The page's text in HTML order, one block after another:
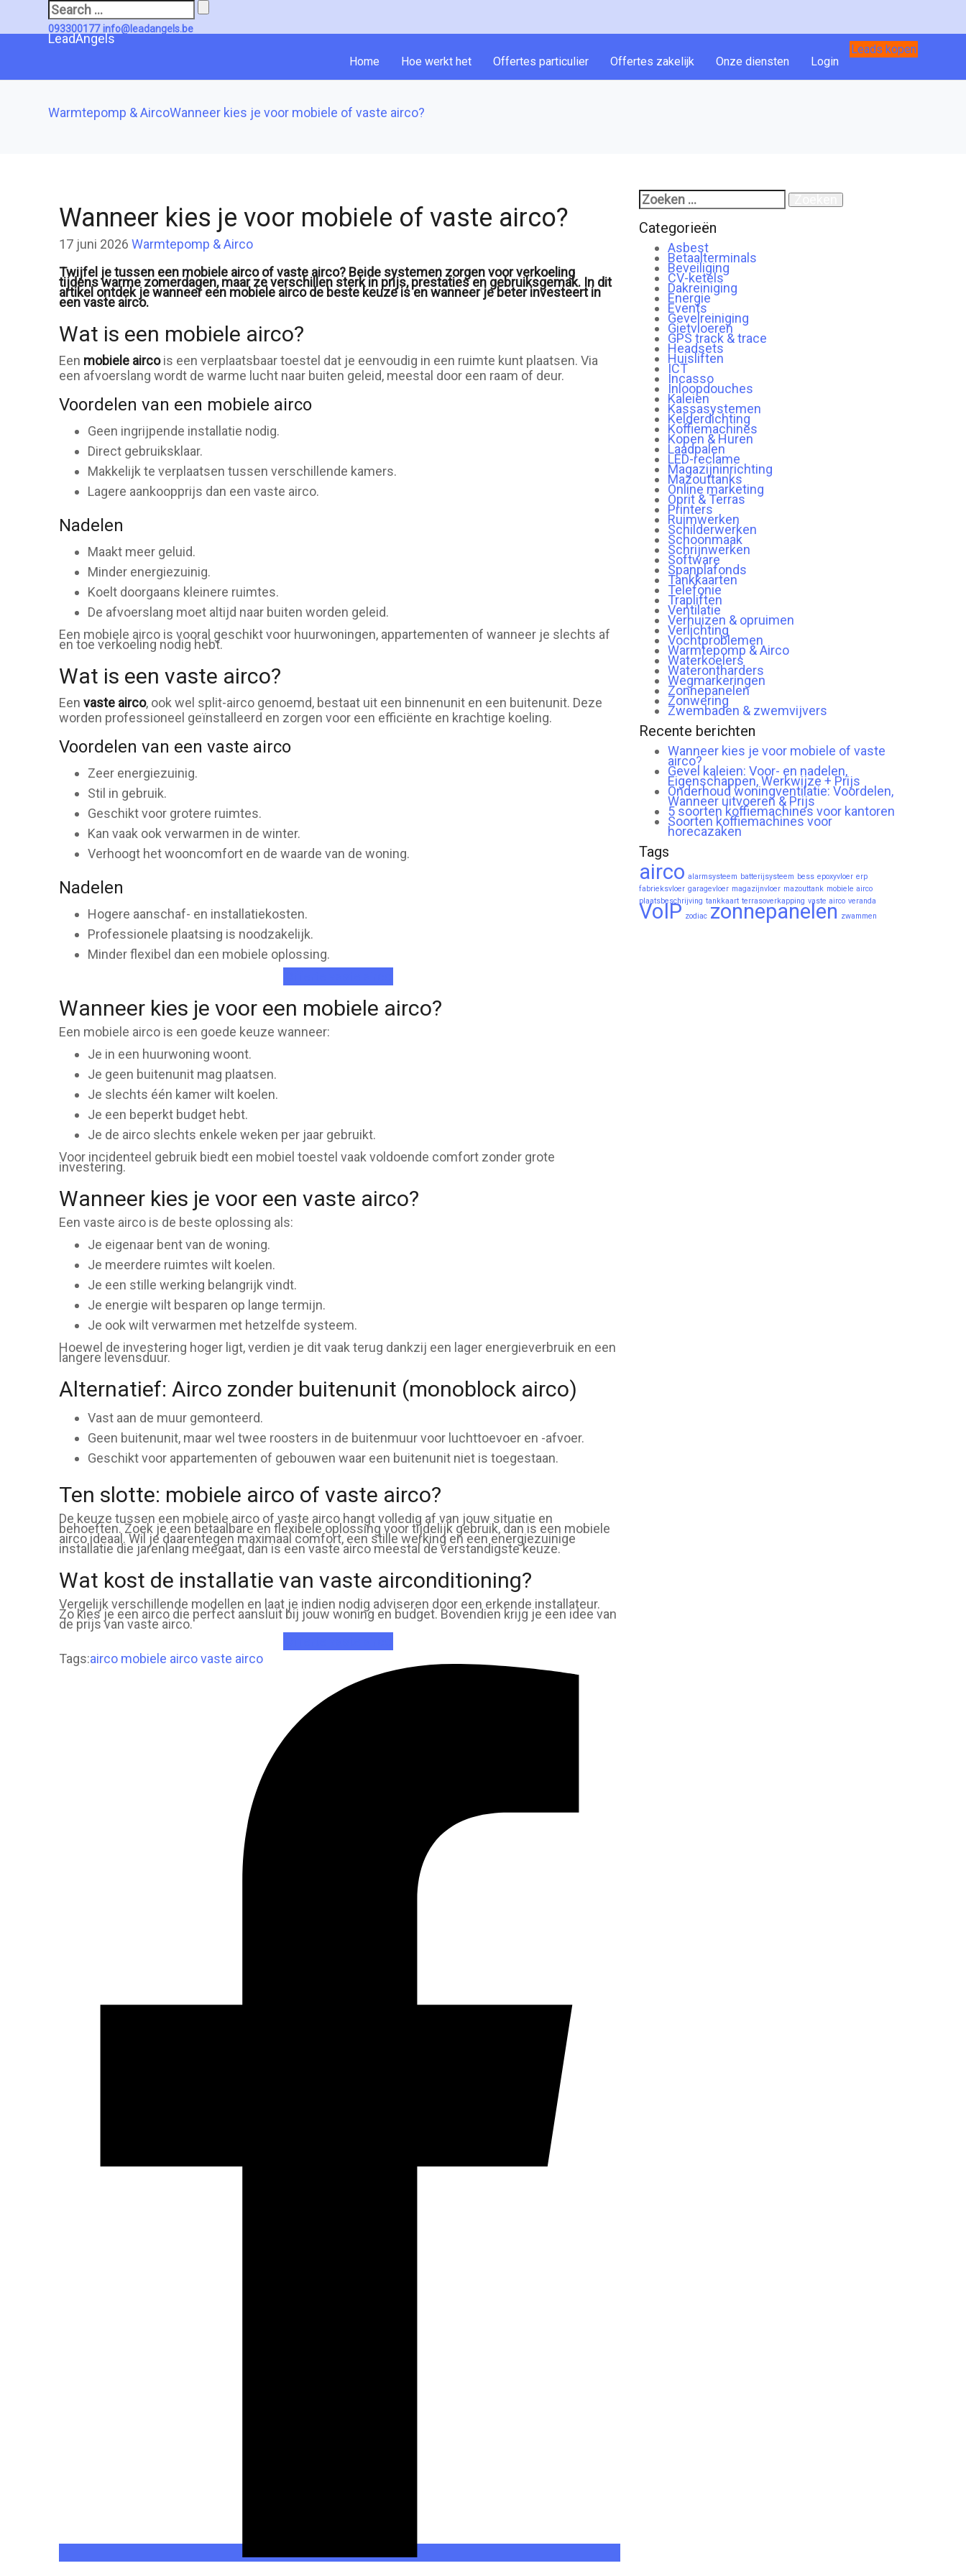
Search
for:
093300177 info@leadangels.be
LeadAngels
Home Hoe werkt het Offertes particulier Offertes zakelijk Onze diensten Login
Leads kopen
Warmtepomp & AircoWanneer kies je voor mobiele of vaste airco?
Wanneer kies je voor mobiele of vaste airco?
17 juni 2026 Warmtepomp & Airco
Twijfel je tussen een mobiele airco of vaste airco? Beide systemen zorgen voor verkoeling
tijdens warme zomerdagen, maar ze verschillen sterk in prijs, prestaties en gebruiksgemak. In dit
artikel ontdek je wanneer een mobiele airco de beste keuze is en wanneer je beter investeert in
een vaste airco.
Wat is een mobiele airco?
Een mobiele aircois een verplaatsbaar toestel dat je eenvoudig in een ruimte kunt plaatsen. Via
een afvoerslang wordt de warme lucht naar buiten geleid, meestal door een raam of deur.
Voordelen van een mobiele airco
Geen ingrijpende installatie nodig.
Direct gebruiksklaar.
Makkelijk te verplaatsen tussen verschillende kamers.
Lagere aankoopprijs dan een vaste airco.
Nadelen
Maakt meer geluid.
Minder energiezuinig.
Koelt doorgaans kleinere ruimtes.
De afvoerslang moet altijd naar buiten worden geleid.
Een mobiele airco is vooral geschikt voor huurwoningen, appartementen of wanneer je slechts af
en toe verkoeling nodig hebt.
Wat is een vaste airco?
Een vaste airco, ook wel split-airco genoemd, bestaat uit een binnenunit en een buitenunit. Deze
worden professioneel geïnstalleerd en zorgen voor een efficiënte en krachtige koeling.
Voordelen van een vaste airco
Zeer energiezuinig.
Stil in gebruik.
Geschikt voor grotere ruimtes.
Kan vaak ook verwarmen in de winter.
Verhoogt het wooncomfort en de waarde van de woning.
Nadelen
Hogere aanschaf- en installatiekosten.
Professionele plaatsing is noodzakelijk.
Minder flexibel dan een mobiele oplossing.
Wanneer kies je voor een mobiele airco?
Een mobiele airco is een goede keuze wanneer:
Je in een huurwoning woont.
Je geen buitenunit mag plaatsen.
Je slechts één kamer wilt koelen.
Je een beperkt budget hebt.
Je de airco slechts enkele weken per jaar gebruikt.
Voor incidenteel gebruik biedt een mobiel toestel vaak voldoende comfort zonder grote
investering.
Wanneer kies je voor een vaste airco?
Een vaste airco is de beste oplossing als:
Je eigenaar bent van de woning.
Je meerdere ruimtes wilt koelen.
Je een stille werking belangrijk vindt.
Je energie wilt besparen op lange termijn.
Je ook wilt verwarmen met hetzelfde systeem.
Hoewel de investering hoger ligt, verdien je dit vaak terug dankzij een lager energieverbruik en een
langere levensduur.
Alternatief: Airco zonder buitenunit (monoblock airco)
Vast aan de muur gemonteerd.
Geen buitenunit, maar wel twee roosters in de buitenmuur voor luchttoevoer en -afvoer.
Geschikt voor appartementen of gebouwen waar een buitenunit niet is toegestaan.
Ten slotte: mobiele airco of vaste airco?
De keuze tussen een mobiele airco of vaste airco hangt volledig af van jouw situatie en
behoeften. Zoek je een betaalbare en flexibele oplossing voor tijdelijk gebruik, dan is een mobiele
airco ideaal. Wil je daarentegen maximaal comfort, een stille werking en een energiezuinige
installatie die jarenlang meegaat, dan is een vaste airco meestal de verstandigste keuze.
Wat kost de installatie van vaste airconditioning?
Vergelijk verschillende modellen en laat je indien nodig adviseren door een erkende installateur.
Zo kies je een airco die perfect aansluit bij jouw woning en budget. Bovendien krijg je een idee van
de prijs van vaste airco.
Tags:airco mobiele aircovaste airco
Zoeken
naar:
Categorieën
Asbest
Betaalterminals
Beveiliging
CV-ketels
Dakreiniging
Energie
Events
Gevelreiniging
Gietvloeren
GPS track & trace
Headsets
Huisliften
ICT
Incasso
Inloopdouches
Kaleien
Kassasystemen
Kelderdichting
Koffiemachines
Kopen & Huren
Laadpalen
LED-reclame
Magazijninrichting
Mazouttanks
Online marketing
Oprit & Terras
Printers
Ruimwerken
Schilderwerken
Schoonmaak
Schrijnwerken
Software
Spanplafonds
Tankkaarten
Telefonie
Trapliften
Ventilatie
Verhuizen & opruimen
Verlichting
Vochtproblemen
Warmtepomp & Airco
Waterkoelers
Waterontharders
Wegmarkeringen
Zonnepanelen
Zonwering
Zwembaden & zwemvijvers
Recente berichten
Wanneer kies je voor mobiele of vaste
airco?
Gevel kaleien: Voor- en nadelen,
Eigenschappen, Werkwijze + Prijs
Onderhoud woningventilatie: Voordelen,
Wanneer uitvoeren & Prijs
5 soorten koffiemachines voor kantoren
Soorten koffiemachines voor
horecazaken
Tags
airco alarmsysteem batterijsysteem bess epoxyvloer erp
fabrieksvloer garagevloer magazijnvloer mazouttank mobiele airco
plaatsbeschrijving tankkaart terrasoverkapping vaste airco veranda
VoIP zodiac zonnepanelen zwammen